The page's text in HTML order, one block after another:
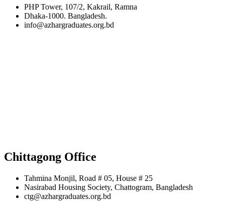
PHP Tower, 107/2, Kakrail, Ramna
Dhaka-1000. Bangladesh.
info@azhargraduates.org.bd
Chittagong Office
Tahmina Monjil, Road # 05, House # 25
Nasirabad Housing Society, Chattogram, Bangladesh
ctg@azhargraduates.org.bd